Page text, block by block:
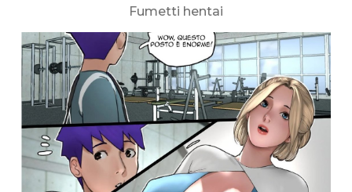
Fumetti hentai